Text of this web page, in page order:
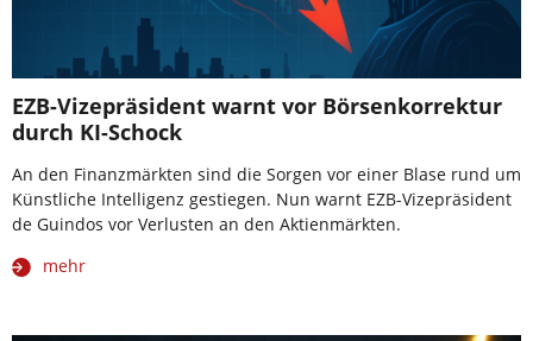
EZB-Vizepräsident warnt vor Börsenkorrektur
durch KI-Schock
An den Finanzmärkten sind die Sorgen vor einer Blase rund um
Künstliche Intelligenz gestiegen. Nun warnt EZB-Vizepräsident
de Guindos vor Verlusten an den Aktienmärkten.
mehr